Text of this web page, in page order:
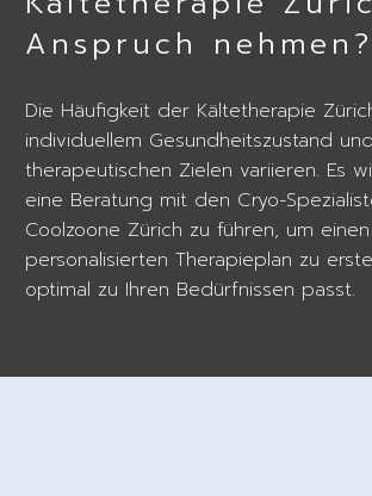
Anspruch nehmen?
Die Häufigkeit der Kältetherapie
individuellem Gesundheitszustand
therapeutischen Zielen variieren. Es
eine Beratung mit den Cryo-
Coolzoone Zürich zu führen, um einen
personalisierten Therapieplan zu
optimal zu Ihren Bedürfnissen passt.